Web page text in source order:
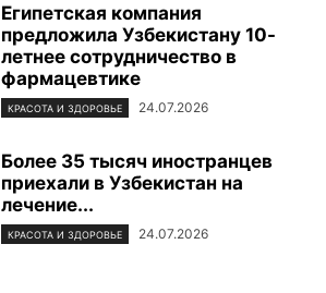
Египетская компания
предложила Узбекистану 10-
летнее сотрудничество в
фармацевтике
КРАСОТА И ЗДОРОВЬЕ 24.07.2026
Более 35 тысяч иностранцев
приехали в Узбекистан на
лечение...
КРАСОТА И ЗДОРОВЬЕ 24.07.2026